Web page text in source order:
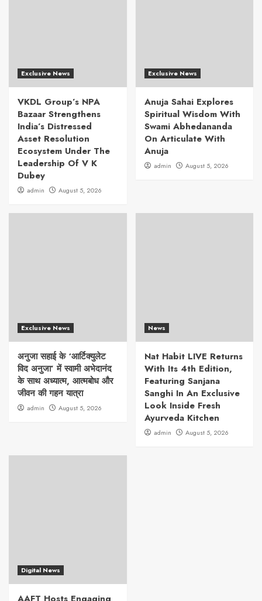
Exclusive News
VKDL Group’s NPA
Bazaar Strengthens
India’s Distressed
Asset Resolution
Ecosystem Under The
Leadership Of V K
Dubey
admin August 5, 2026
Exclusive News
Anuja Sahai Explores
Spiritual Wisdom With
Swami Abhedananda
On Articulate With
Anuja
admin August 5, 2026
Exclusive News
अनुजा सहाई के ‘आर्टिक्युलेट
विद अनुजा’ में स्वामी अभेदानंद
के साथ अध्यात्म, आत्मबोध और
जीवन की गहन यात्रा
admin August 5, 2026
News
Nat Habit LIVE Returns
With Its 4th Edition,
Featuring Sanjana
Sanghi In An Exclusive
Look Inside Fresh
Ayurveda Kitchen
admin August 5, 2026
Digital News